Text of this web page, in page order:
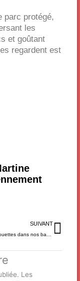
parc protégé,
les
et goûtant
regardent est
SUIVANT
Hiboux et chouettes dans nos bagages…
Les